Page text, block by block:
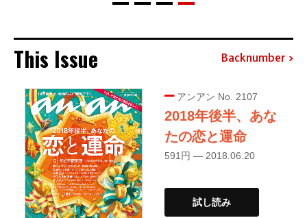
This Issue Backnumber
アンアン No. 2107
2018年後半、あな
たの恋と運命
591円 — 2018.06.20
試し読み